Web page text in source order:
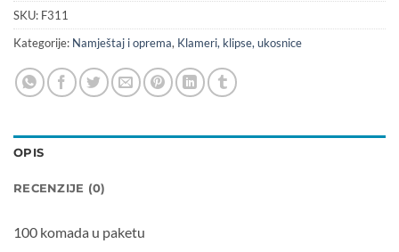
SKU: F311
Kategorije: Namještaj i oprema, Klameri, klipse, ukosnice
OPIS
RECENZIJE (0)
100 komada u paketu